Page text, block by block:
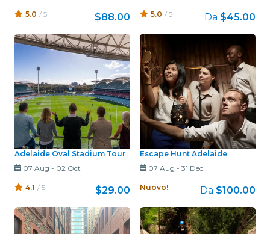
5.0 / 5 $88.00 5.0 / 5 Da $45.00
Adelaide Oval Stadium Tour
07 Aug - 02 Oct
4.1 / 5 $29.00
Escape Hunt Adelaide
07 Aug - 31 Dec
Nuovo! Da $100.00